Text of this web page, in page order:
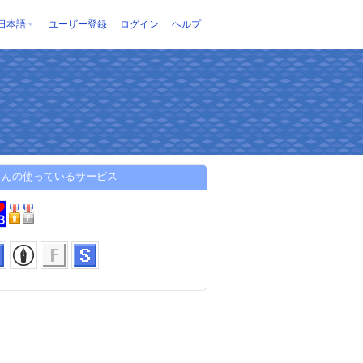
本語 ユーザー登録 ログイン ヘルプ
の使っているサービス